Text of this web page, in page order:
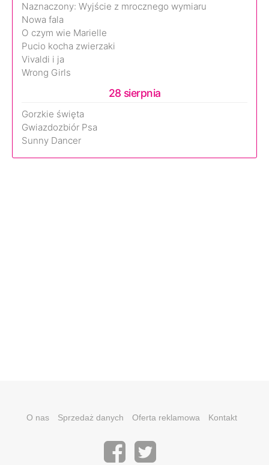
Naznaczony: Wyjście z mrocznego wymiaru
Nowa fala
O czym wie Marielle
Pucio kocha zwierzaki
Vivaldi i ja
Wrong Girls
28 sierpnia
Gorzkie święta
Gwiazdozbiór Psa
Sunny Dancer
O nas Sprzedaż danych Oferta reklamowa Kontakt